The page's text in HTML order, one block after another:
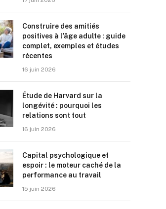
Construire des amitiés
positives à l’âge adulte : guide
complet, exemples et études
récentes
16 juin 2026
Étude de Harvard sur la
longévité : pourquoi les
relations sont tout
16 juin 2026
Capital psychologique et
espoir : le moteur caché de la
performance au travail
15 juin 2026